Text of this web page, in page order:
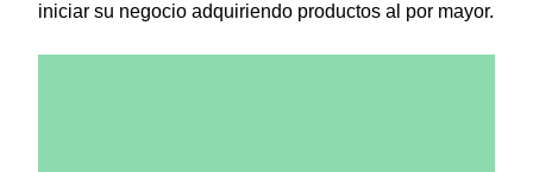
iniciar su negocio adquiriendo productos al por mayor.